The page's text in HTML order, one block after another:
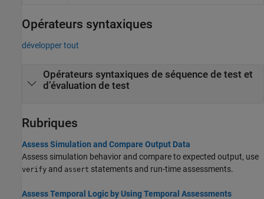
Opérateurs syntaxiques
développer tout
Opérateurs syntaxiques de séquence de test et
d’évaluation de test
Rubriques
Assess Simulation and Compare Output Data
Assess simulation behavior and compare to expected output, use
verify and assert statements and run-time assessments.
Assess Temporal Logic by Using Temporal Assessments